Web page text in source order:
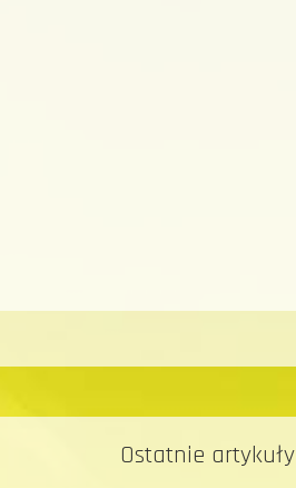
Ostatnie artykuły